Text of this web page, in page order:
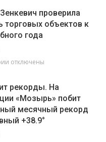
как
принять
участие
конкурсе
лучшую
читайте
7
августа
в
грозы
Брагинщине
7
августа
отключения
проверила
торговых объектов к
года
к
Зенкевич
проверила
готовность
торговых
отключены
рекорды. На
«Мозырь» побит
месячный рекорд
+38.9°